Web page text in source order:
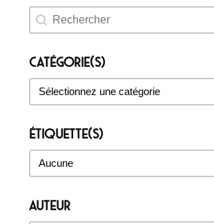
Rechercher un évènement
Catégorie(s)
Catégorie(s)
Catégorie(s)
Étiquette(s)
Étiquette(s)
Étiquette(s)
Auteur